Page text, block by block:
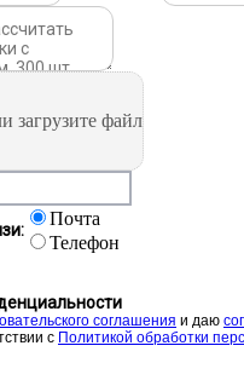
загрузите файл
Почта
Телефон
соглашения и даю
с Политикой обработки